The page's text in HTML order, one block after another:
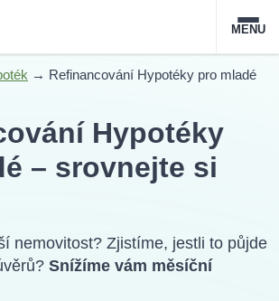
MENU
→ Refinancování Hypotéky pro mladé
Hypotéky
– srovnejte si
nemovitost? Zjistíme, jestli to půjde
Snížíme vám měsíční